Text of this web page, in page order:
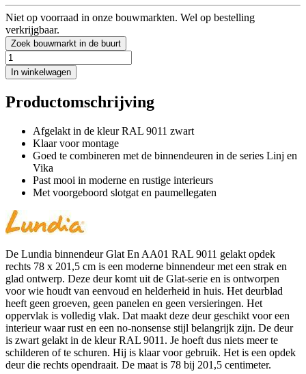
Niet op voorraad in onze bouwmarkten. Wel op bestelling
verkrijgbaar.
Zoek bouwmarkt in de buurt
In winkelwagen
Productomschrijving
Afgelakt in de kleur RAL 9011 zwart
Klaar voor montage
Goed te combineren met de binnendeuren in de series Linj en
Vika
Past mooi in moderne en rustige interieurs
Met voorgeboord slotgat en paumellegaten
De Lundia binnendeur Glat En AA01 RAL 9011 gelakt opdek
rechts 78 x 201,5 cm is een moderne binnendeur met een strak en
glad ontwerp. Deze deur komt uit de Glat-serie en is ontworpen
voor wie houdt van eenvoud en helderheid in huis. Het deurblad
heeft geen groeven, geen panelen en geen versieringen. Het
oppervlak is volledig vlak. Dat maakt deze deur geschikt voor een
interieur waar rust en een no-nonsense stijl belangrijk zijn. De deur
is zwart gelakt in de kleur RAL 9011. Je hoeft dus niets meer te
schilderen of te schuren. Hij is klaar voor gebruik. Het is een opdek
deur die rechts opendraait. De maat is 78 bij 201,5 centimeter.